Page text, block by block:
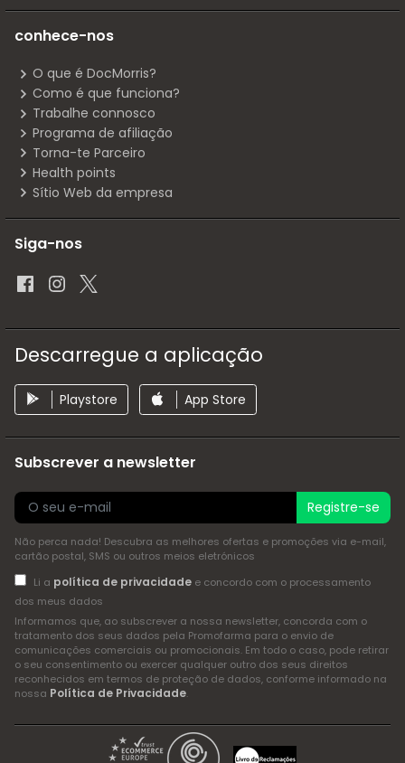
conhece-nos
O que é DocMorris?
Como é que funciona?
Trabalhe connosco
Programa de afiliação
Torna-te Parceiro
Health points
Sítio Web da empresa
Siga-nos
Descarregue a aplicação
Playstore App Store
Subscrever a newsletter
Registre-se
Não perca nada! Descubra as melhores ofertas e promoções via e-mail,
cartão postal, SMS ou outros meios eletrónicos
Li a política de privacidadee concordo com o processamento
dos meus dados
Informamos que, ao subscrever a nossa newsletter, concorda com o
tratamento dos seus dados pela Promofarma para o envio de
comunicações comerciais ou promocionais. Em todo o caso, pode retirar
o seu consentimento ou exercer qualquer outro dos seus direitos
reconhecidos em termos de proteção de dados, conforme informado na
nossa Política de Privacidade.